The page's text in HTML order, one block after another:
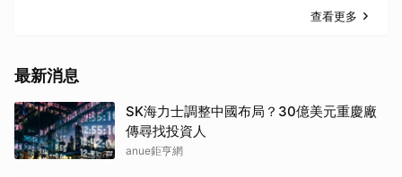
查看更多
最新消息
SK海力士調整中國布局？30億美元重慶廠
傳尋找投資人
anue鉅亨網